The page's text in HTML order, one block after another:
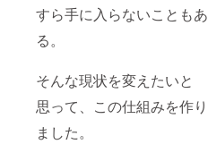
すら手に入らないこともあ
る。
そんな現状を変えたいと
思って、この仕組みを作り
ました。